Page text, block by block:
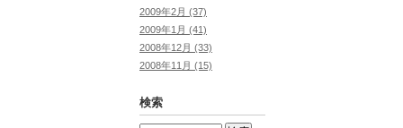
2009年2月 (37)
2009年1月 (41)
2008年12月 (33)
2008年11月 (15)
検索